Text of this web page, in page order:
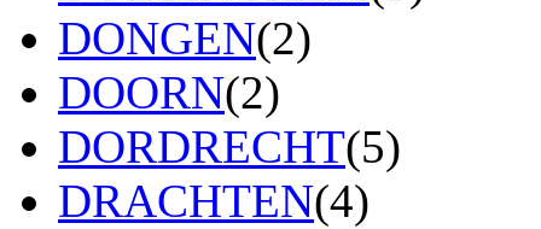
DONGEN(2)
DOORN(2)
DORDRECHT(5)
DRACHTEN(4)